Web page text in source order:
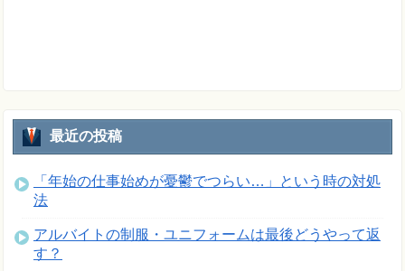
最近の投稿
「年始の仕事始めが憂鬱でつらい…」という時の対処
法
アルバイトの制服・ユニフォームは最後どうやって返
す？